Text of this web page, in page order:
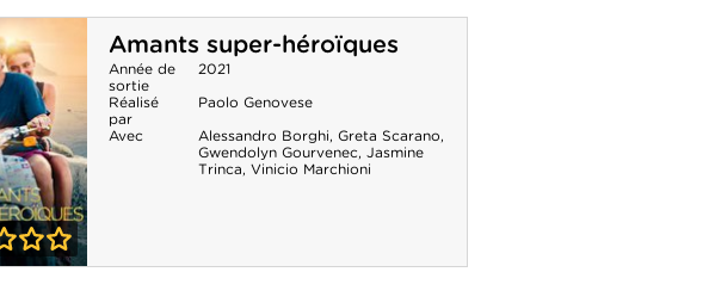
Amants super-héroïques
Année de
sortie
2021
Réalisé
par
Paolo Genovese
Avec
Alessandro Borghi, Greta Scarano,
Gwendolyn Gourvenec, Jasmine
Trinca, Vinicio Marchioni